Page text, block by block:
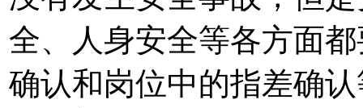
全、人身安全等各方面
确认和岗位中的指差确